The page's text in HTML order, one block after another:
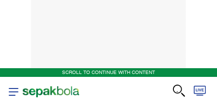
SCROLL TO CONTINUE WITH CONTENT